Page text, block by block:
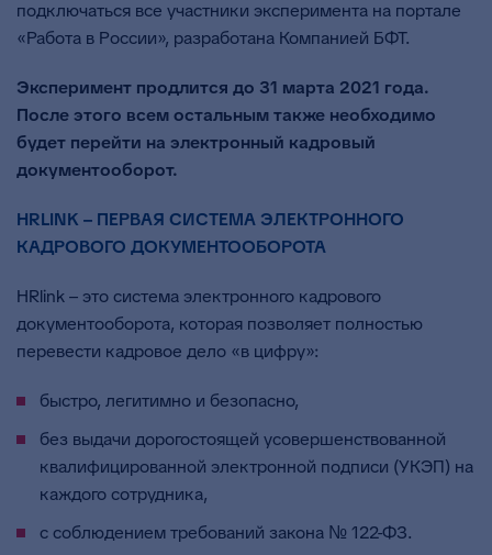
подключаться все участники эксперимента на портале
«Работа в России», разработана Компанией БФТ.
Эксперимент продлится до 31 марта 2021 года.
После этого всем остальным также необходимо
будет перейти на электронный кадровый
документооборот.
HRLINK – ПЕРВАЯ СИСТЕМА ЭЛЕКТРОННОГО
КАДРОВОГО ДОКУМЕНТООБОРОТА
HRlink – это система электронного кадрового
документооборота, которая позволяет полностью
перевести кадровое дело «в цифру»:
быстро, легитимно и безопасно,
без выдачи дорогостоящей усовершенствованной
квалифицированной электронной подписи (УКЭП) на
каждого сотрудника,
с соблюдением требований закона № 122-ФЗ.